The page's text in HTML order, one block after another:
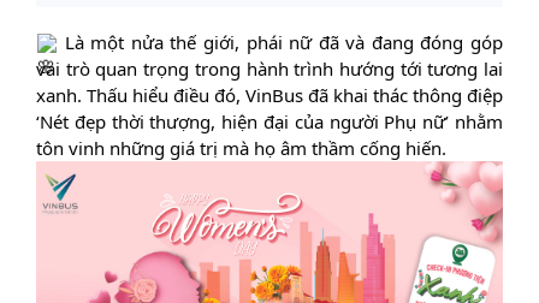
Là một nửa thế giới, phái nữ đã và đang đóng góp
vai trò quan trọng trong hành trình hướng tới tương lai
xanh. Thấu hiểu điều đó, VinBus đã khai thác thông điệp
‘Nét đẹp thời thượng, hiện đại của người Phụ nữ’ nhằm
tôn vinh những giá trị mà họ âm thầm cống hiến.